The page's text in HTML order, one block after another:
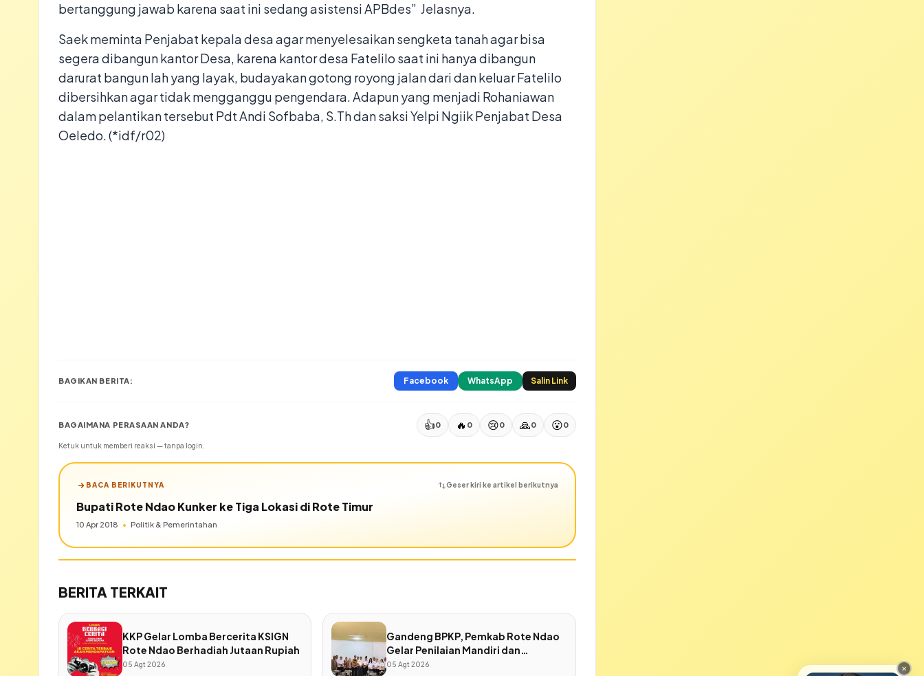
bertanggung jawab karena saat ini sedang asistensi APBdes” Jelasnya.
Saek meminta Penjabat kepala desa agar menyelesaikan sengketa tanah agar bisa
segera dibangun kantor Desa, karena kantor desa Fatelilo saat ini hanya dibangun
darurat bangun lah yang layak, budayakan gotong royong jalan dari dan keluar Fatelilo
dibersihkan agar tidak mengganggu pengendara. Adapun yang menjadi Rohaniawan
dalam pelantikan tersebut Pdt Andi Sofbaba, S.Th dan saksi Yelpi Ngiik Penjabat Desa
Oeledo. (*idf/r02)
BAGIKAN BERITA: Facebook WhatsApp Salin Link
BAGAIMANA PERASAAN ANDA? 👍0 🔥 0 😢0 🙏0 😮0
Ketuk untuk memberi reaksi — tanpa login.
BACA BERIKUTNYA Geser kiri ke artikel berikutnya
Bupati Rote Ndao Kunker ke Tiga Lokasi di Rote Timur
10 Apr 2018 • Politik & Pemerintahan
BERITA TERKAIT
KKP Gelar Lomba Bercerita KSIGN
Rote Ndao Berhadiah Jutaan Rupiah
05 Agt 2026
Gandeng BPKP, Pemkab Rote Ndao
Gelar Penilaian Mandiri dan
Penjaminan Kualitas SPIP
05 Agt 2026